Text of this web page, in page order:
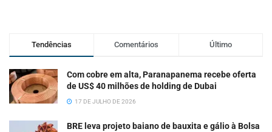
Tendências Comentários Último
Com cobre em alta, Paranapanema recebe oferta
de US$ 40 milhões de holding de Dubai
17 DE JULHO DE 2026
BRE leva projeto baiano de bauxita e gálio à Bolsa